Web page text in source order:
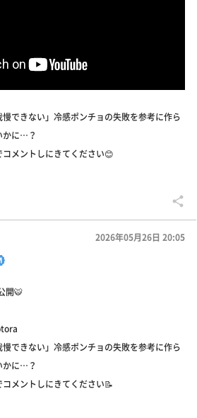
慢できない」冷感ポンチョの失敗を参考に作ら
かに…？
メントしにきてください😊
2026年05月26日 20:05
開🐯
慢できない」冷感ポンチョの失敗を参考に作ら
かに…？
メントしにきてください📝